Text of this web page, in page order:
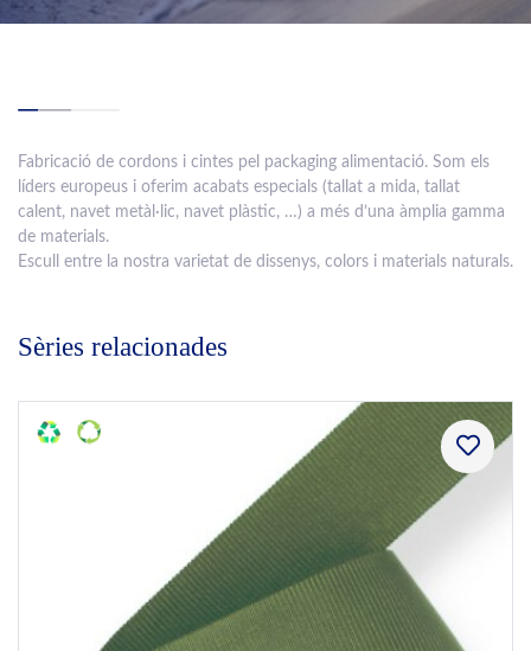
Fabricació de cordons i cintes pel packaging alimentació. Som els
líders europeus i oferim acabats especials (tallat a mida, tallat
calent, navet metàl·lic, navet plàstic, …) a més d’una àmplia gamma
de materials.
Escull entre la nostra varietat de dissenys, colors i materials naturals.
Sèries relacionades